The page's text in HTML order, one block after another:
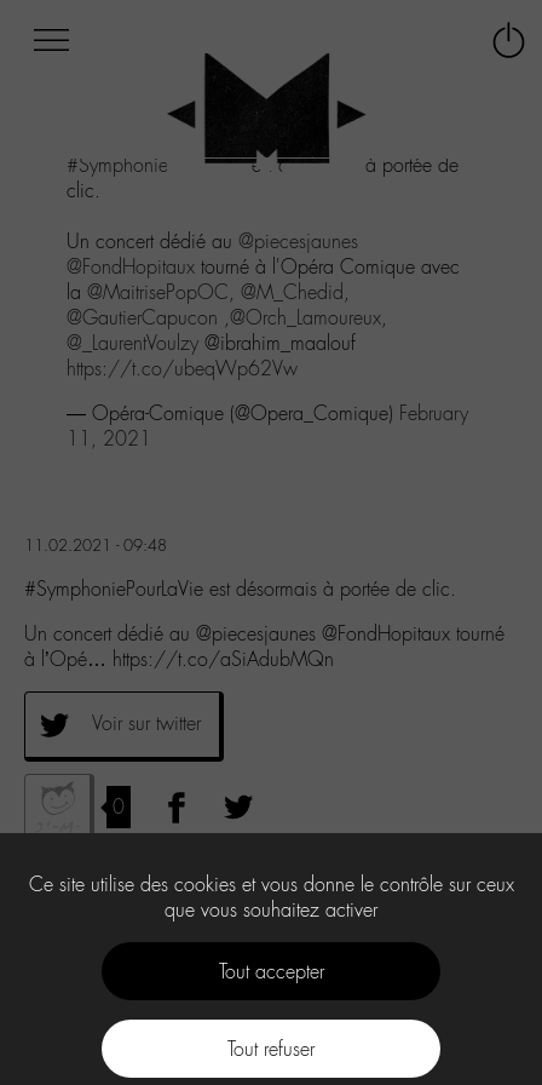
menu
contenu
Aller
recherche
#SymphoniePourLaVieest désormais à portée de
clic.
Un concert dédié au @piecesjaunes
@FondHopitaux tourné à l'Opéra Comique avec
la @MaitrisePopOC, @M_Chedid,
@GautierCapucon ,@Orch_Lamoureux,
@_LaurentVoulzy @ibrahim_maalouf
https://t.co/ubeqWp62Vw
— Opéra-Comique (@Opera_Comique) February
11, 2021
11.02.2021 - 09:48
#SymphoniePourLaVie est désormais à portée de clic.
Un concert dédié au @piecesjaunes @FondHopitaux tourné
à l’Opé… https://t.co/aSiAdubMQn
Voir sur twitter
0
Ce site utilise des cookies et vous donne le contrôle sur ceux
que vous souhaitez activer
Tout accepter
Tout refuser